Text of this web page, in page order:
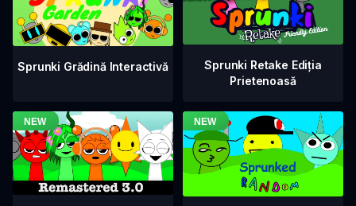
Sprunki Grădină Interactivă
Sprunki Retake Ediția
Prietenoasă